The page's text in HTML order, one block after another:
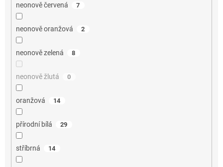
neonově červená 7
neonově oranžová 2
neonově zelená 8
neonově žlutá 0
oranžová 14
přírodní bílá 29
stříbrná 14